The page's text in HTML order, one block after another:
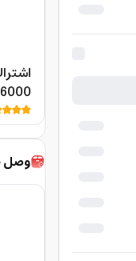
وصل